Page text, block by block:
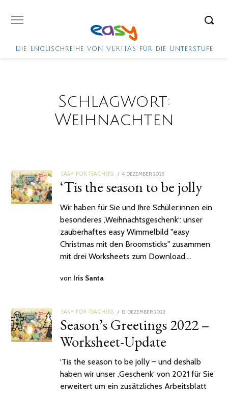
Die Englischreihe von VERITAS für die Unterstufe
Schlagwort:
Weihnachten
EASY FOR TEACHERS
POSTED
4. DEZEMBER 2023
‘Tis the season to be jolly
Wir haben für Sie und Ihre Schüler:innen ein
besonderes ‚Weihnachtsgeschenk‘: unser
zauberhaftes easy Wimmelbild "easy
Christmas mit den Broomsticks" zusammen
mit drei Worksheets zum Download.…
von Iris Santa
EASY FOR TEACHERS
POSTED
13. DEZEMBER 2022
DEZEMBER
2022
Season’s Greetings 2022 –
Worksheet-Update
‘Tis the season to be jolly – und deshalb
haben wir unser ‚Geschenk‘ von 2021 für Sie
erweitert um ein zusätzliches Arbeitsblatt